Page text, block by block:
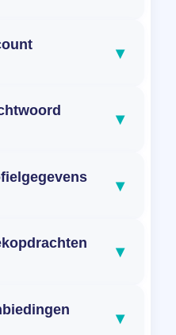
▾
▾
▾
▾
▾